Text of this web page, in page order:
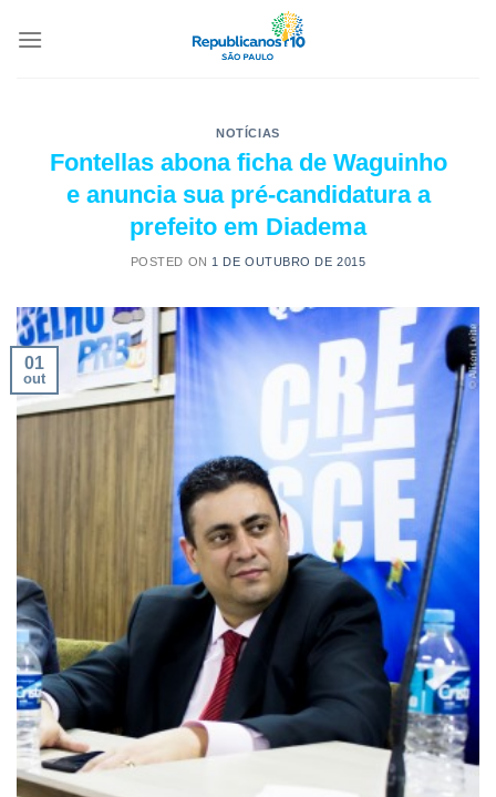
NOTÍCIAS
Fontellas abona ficha de Waguinho
e anuncia sua pré-candidatura a
prefeito em Diadema
POSTED ON 1 DE OUTUBRO DE 2015
01
out